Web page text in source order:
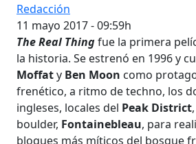
Redacción
11 mayo 2017 - 09:59h
The Real Thingfue la primera
la historia. Se estrenó en 1996 y
Moffaty Ben Moon como
frenético, a ritmo de techno, los
ingleses, locales del Peak District
boulder, Fontainebleau, para
bloques más míticos del bosque